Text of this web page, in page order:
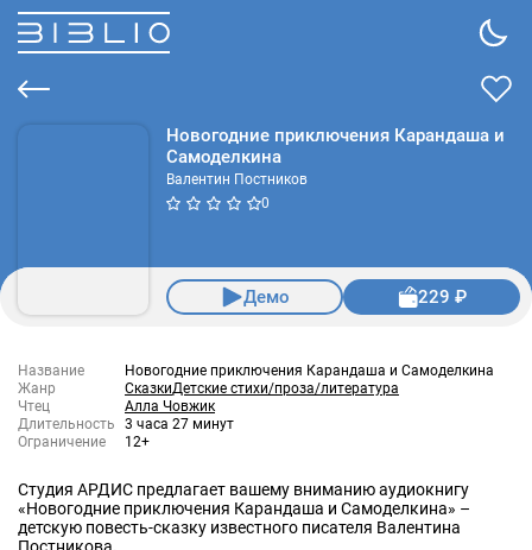
Новогодние приключения Карандаша и
Самоделкина
Валентин Постников
0
Демо 229 ₽
Название
Новогодние приключения Карандаша и Самоделкина
Жанр
СказкиДетские стихи/проза/литература
Чтец
Алла Човжик
Длительность
3 часа 27 минут
Ограничение
12+
Студия АРДИС предлагает вашему вниманию аудиокнигу
«Новогодние приключения Карандаша и Самоделкина» –
детскую повесть-сказку известного писателя Валентина